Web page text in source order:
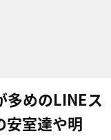
多めのLINEス
安室達や明